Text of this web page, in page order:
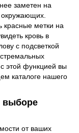
заметен на
красные метки на
кровь в
с подсветкой
этой функцией вы
каталоге нашего
выборе
от ваших